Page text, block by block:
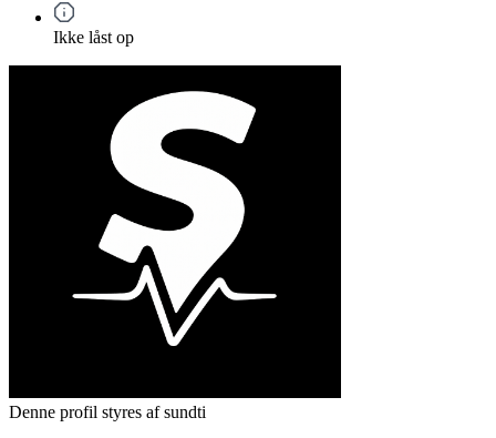
Ikke låst op
Denne profil styres af sundti